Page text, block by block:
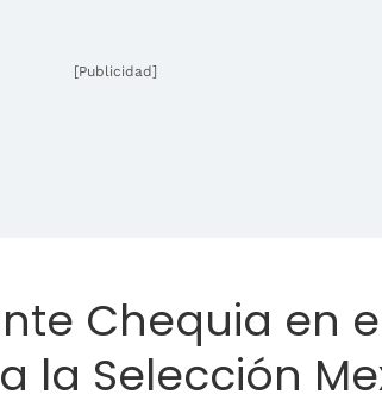
[Publicidad]
Chequia en
la Selección